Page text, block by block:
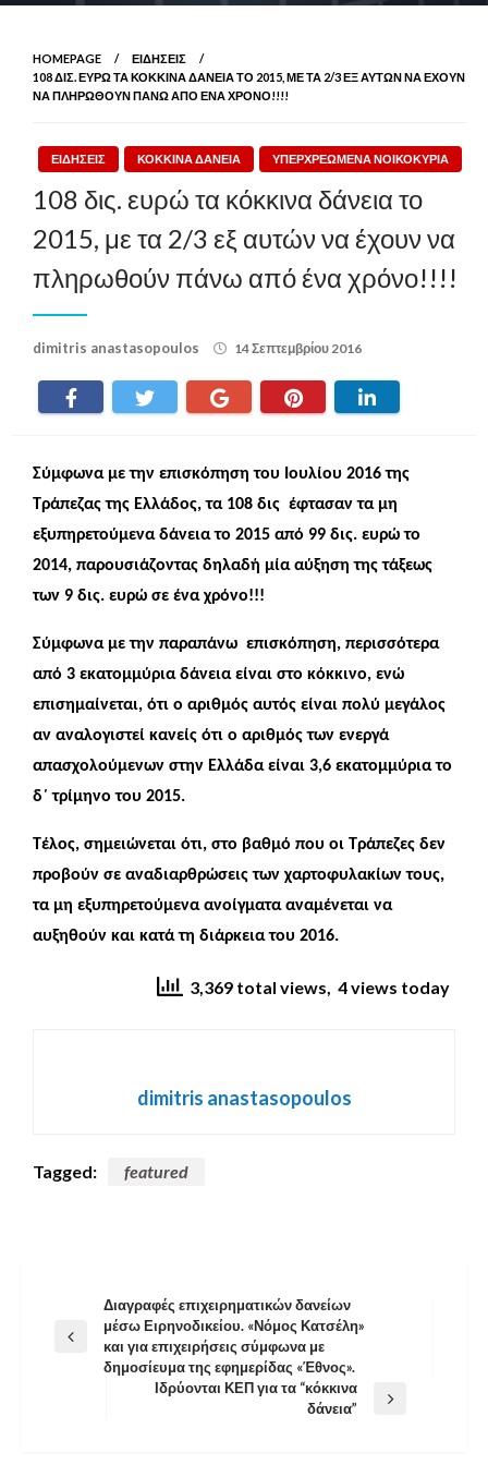
HOMEPAGE
ΕΙΔΗΣΕΙΣ
108 ΔΙΣ. ΕΥΡΏ ΤΑ ΚΌΚΚΙΝΑ ΔΆΝΕΙΑ ΤΟ 2015, ΜΕ ΤΑ 2/3 ΕΞ ΑΥΤΏΝ ΝΑ ΈΧΟΥΝ
ΝΑ ΠΛΗΡΩΘΟΎΝ ΠΆΝΩ ΑΠΌ ΈΝΑ ΧΡΌΝΟ!!!!
ΕΙΔΗΣΕΙΣ ΚΟΚΚΙΝΑ ΔΑΝΕΙΑ ΥΠΕΡΧΡΕΩΜΕΝΑ ΝΟΙΚΟΚΥΡΙΑ
108 δις. ευρώ τα κόκκινα δάνεια το
2015, με τα 2/3 εξ αυτών να έχουν να
πληρωθούν πάνω από ένα χρόνο!!!!
dimitris anastasopoulos
Posted
14 Σεπτεμβρίου 2016
Σύμφωνα με την επισκόπηση του Ιουλίου 2016 της
Τράπεζας της Ελλάδος, τα 108 δις έφτασαν τα μη
εξυπηρετούμενα δάνεια το 2015 από 99 δις. ευρώ το
2014, παρουσιάζοντας δηλαδή μία αύξηση της τάξεως
των 9 δις. ευρώ σε ένα χρόνο!!!
Σύμφωνα με την παραπάνω επισκόπηση, περισσότερα
από 3 εκατομμύρια δάνεια είναι στο κόκκινο, ενώ
επισημαίνεται, ότι ο αριθμός αυτός είναι πολύ μεγάλος
αν αναλογιστεί κανείς ότι ο αριθμός των ενεργά
απασχολούμενων στην Ελλάδα είναι 3,6 εκατομμύρια το
δ΄ τρίμηνο του 2015.
Τέλος, σημειώνεται ότι, στο βαθμό που οι Τράπεζες δεν
προβούν σε αναδιαρθρώσεις των χαρτοφυλακίων τους,
τα μη εξυπηρετούμενα ανοίγματα αναμένεται να
αυξηθούν και κατά τη διάρκεια του 2016.
3,369 total views, 4 views today
dimitris anastasopoulos
Tagged: featured
Πλοήγηση
άρθρων
Previous
Διαγραφές επιχειρηματικών δανείων
μέσω Ειρηνοδικείου. «Νόμος Κατσέλη»
και για επιχειρήσεις σύμφωνα με
δημοσίευμα της εφημερίδας «Έθνος».
Ιδρύονται ΚΕΠ για τα “κόκκινα
δάνεια”